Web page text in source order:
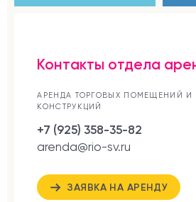
Контакты отдела
АРЕНДА ТОРГОВЫХ ПОМЕЩЕНИЙ И
КОНСТРУКЦИЙ
+7 (925) 358-35-82
arenda@rio-sv.ru
ЗАЯВКА НА АРЕНДУ